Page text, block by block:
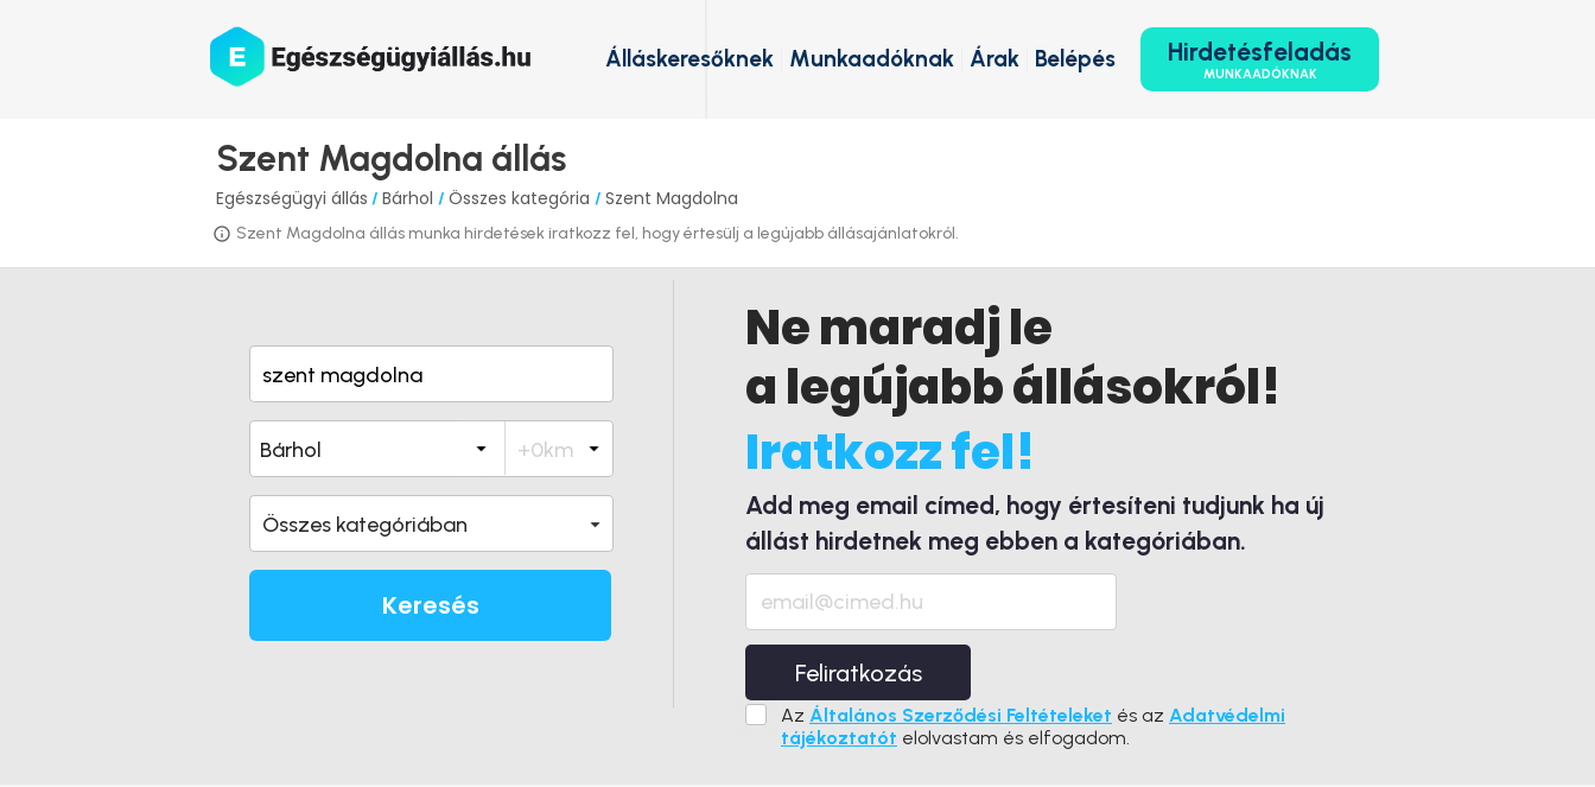
Hirdetésfeladás
MUNKAADÓKNAK
Belépés
Árak
Munkaadóknak
Álláskeresőknek
Szent Magdolna állás
Egészségügyi állás / Bárhol / Összes kategória / Szent Magdolna
Szent Magdolna állás munka hirdetések iratkozz fel, hogy értesülj a legújabb állásajánlatokról.
Összes kategóriában
Keresés
Ne maradj le
a legújabb állásokról!
Iratkozz fel!
Add meg email címed, hogy értesíteni tudjunk ha új
állást hirdetnek meg ebben a kategóriában.
Feliratkozás
Az Általános Szerződési Feltételeket és az Adatvédelmi
tájékoztatót elolvastam és elfogadom.